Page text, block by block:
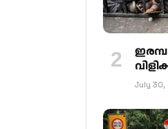
July 30,